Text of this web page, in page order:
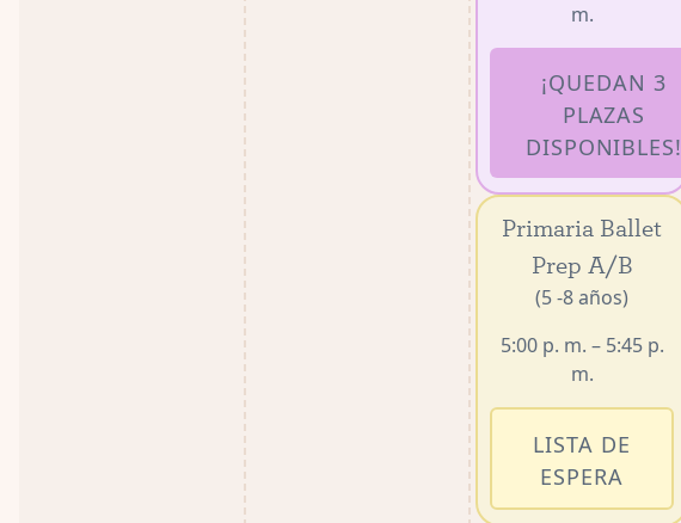
m.
¡QUEDAN 3
PLAZAS
DISPONIBLES!
Primaria Ballet
Prep A/B
(5 -8 años)
5:00 p. m. – 5:45 p.
m.
LISTA DE
ESPERA